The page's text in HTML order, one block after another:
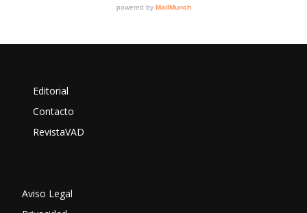
Editorial
Contacto
RevistaVAD
Aviso Legal